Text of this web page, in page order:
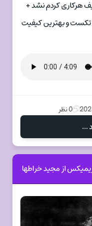
هرکاری کردم نشد +
تکست و بهترین کیفیت
0 نظر
...
از مجید خراطها